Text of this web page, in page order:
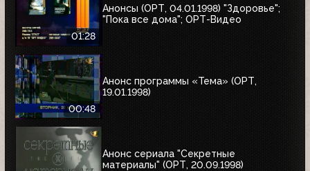
01:28
Анонсы (ОРТ, 04.01.1998) "Здоровье";
"Пока все дома"; ОРТ-Видео
00:48
Анонс программы «Тема» (ОРТ,
19.01.1998)
Анонс сериала "Секретные
материалы" (ОРТ, 20.09.1998)